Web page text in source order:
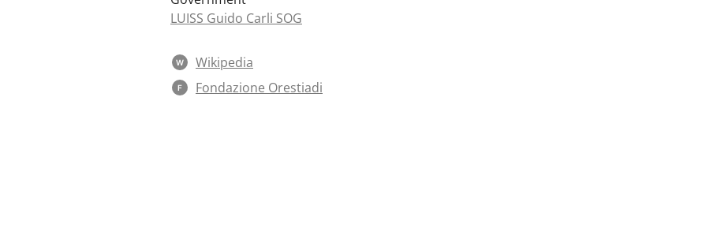
LUISS Guido Carli SOG
W Wikipedia
F Fondazione Orestiadi